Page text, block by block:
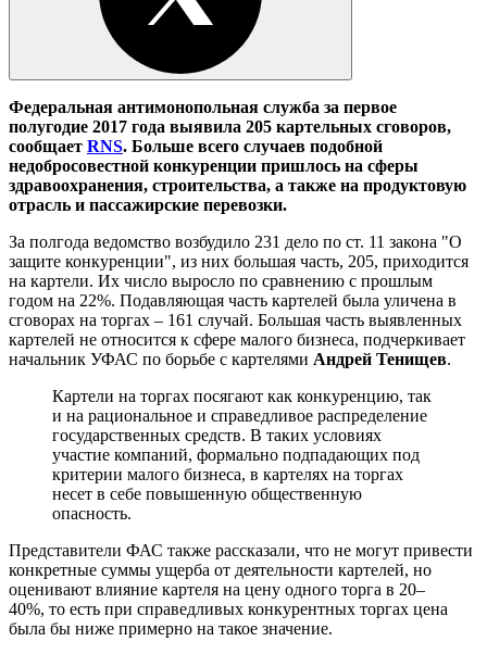
Федеральная антимонопольная служба за первое
полугодие 2017 года выявила 205 картельных сговоров,
сообщает RNS. Больше всего случаев подобной
недобросовестной конкуренции пришлось на сферы
здравоохранения, строительства, а также на продуктовую
отрасль и пассажирские перевозки.
За полгода ведомство возбудило 231 дело по ст. 11 закона "О
защите конкуренции", из них большая часть, 205, приходится
на картели. Их число выросло по сравнению с прошлым
годом на 22%. Подавляющая часть картелей была уличена в
сговорах на торгах – 161 случай. Большая часть выявленных
картелей не относится к сфере малого бизнеса, подчеркивает
начальник УФАС по борьбе с картелями Андрей Тенищев.
Картели на торгах посягают как конкуренцию, так
и на рациональное и справедливое распределение
государственных средств. В таких условиях
участие компаний, формально подпадающих под
критерии малого бизнеса, в картелях на торгах
несет в себе повышенную общественную
опасность.
Представители ФАС также рассказали, что не могут привести
конкретные суммы ущерба от деятельности картелей, но
оценивают влияние картеля на цену одного торга в 20–
40%, то есть при справедливых конкурентных торгах цена
была бы ниже примерно на такое значение.